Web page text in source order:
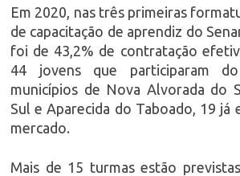
Em 2020, nas três primeiras
de capacitação de aprendiz do
foi de 43,2% de contratação
44 jovens que participaram
municípios de Nova Alvorada do
Sul e Aparecida do Taboado, 19 já
mercado.
Mais de 15 turmas estão